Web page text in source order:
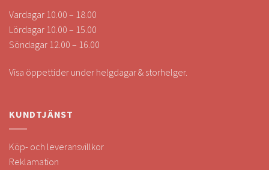
Vardagar 10.00 – 18.00
Lördagar 10.00 – 15.00
Söndagar 12.00 – 16.00
Visa öppettider under helgdagar & storhelger.
KUNDTJÄNST
Köp- och leveransvillkor
Reklamation